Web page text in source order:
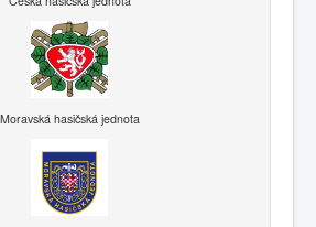
Moravská hasičská jednota